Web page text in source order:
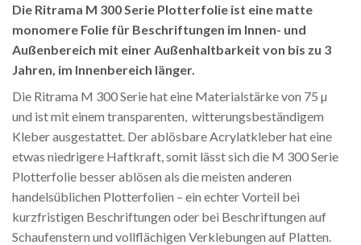
Die Ritrama M 300 Serie Plotterfolie ist eine matte
monomere Folie für Beschriftungen im Innen- und
Außenbereich mit einer Außenhaltbarkeit von bis zu 3
Jahren, im Innenbereich länger.
Die Ritrama M 300 Serie hat eine Materialstärke von 75 µ
und ist mit einem transparenten, witterungsbeständigem
Kleber ausgestattet. Der ablösbare Acrylatkleber hat eine
etwas niedrigere Haftkraft, somit lässt sich die M 300 Serie
Plotterfolie besser ablösen als die meisten anderen
handelsüblichen Plotterfolien – ein echter Vorteil bei
kurzfristigen Beschriftungen oder bei Beschriftungen auf
Schaufenstern und vollflächigen Verklebungen auf Platten.